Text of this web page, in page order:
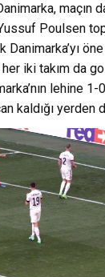
maçın
Poulsen
her iki takım da
lehine 1-
kaldığı yerden